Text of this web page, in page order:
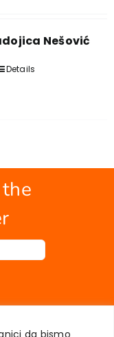
da bismo
Nešović
Details